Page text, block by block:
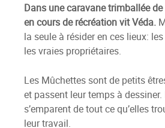
Dans une caravane trimballée
en cours de récréation vit Véda.
la seule à résider en ces lieux:
les vraies propriétaires.
Les Mûchettes sont de petits
et passent leur temps à
s’emparent de tout ce qu’elles
leur travail.